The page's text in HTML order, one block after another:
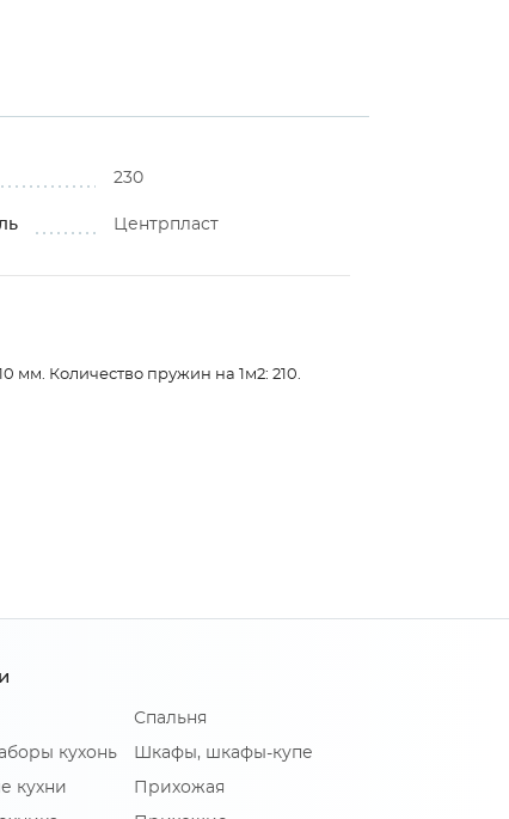
230
Центрпласт
мм. Количество пружин на 1м2: 210.
кухонь
кухни
Спальня
Шкафы, шкафы-купе
Прихожая